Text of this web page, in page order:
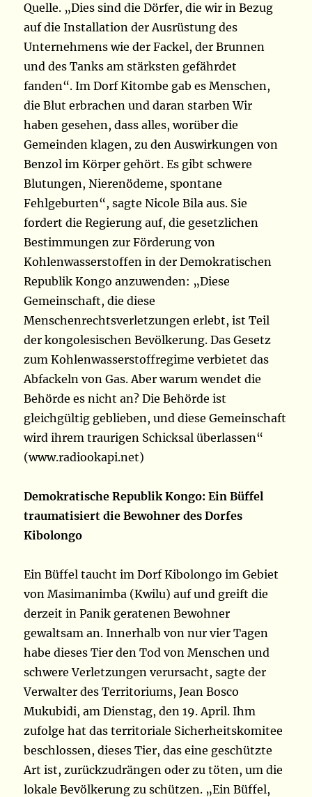
Quelle. „Dies sind die Dörfer, die wir in Bezug
auf die Installation der Ausrüstung des
Unternehmens wie der Fackel, der Brunnen
und des Tanks am stärksten gefährdet
fanden“. Im Dorf Kitombe gab es Menschen,
die Blut erbrachen und daran starben Wir
haben gesehen, dass alles, worüber die
Gemeinden klagen, zu den Auswirkungen von
Benzol im Körper gehört. Es gibt schwere
Blutungen, Nierenödeme, spontane
Fehlgeburten“, sagte Nicole Bila aus. Sie
fordert die Regierung auf, die gesetzlichen
Bestimmungen zur Förderung von
Kohlenwasserstoffen in der Demokratischen
Republik Kongo anzuwenden: „Diese
Gemeinschaft, die diese
Menschenrechtsverletzungen erlebt, ist Teil
der kongolesischen Bevölkerung. Das Gesetz
zum Kohlenwasserstoffregime verbietet das
Abfackeln von Gas. Aber warum wendet die
Behörde es nicht an? Die Behörde ist
gleichgültig geblieben, und diese Gemeinschaft
wird ihrem traurigen Schicksal überlassen“
(www.radiookapi.net)
Demokratische Republik Kongo: Ein Büffel
traumatisiert die Bewohner des Dorfes
Kibolongo
Ein Büffel taucht im Dorf Kibolongo im Gebiet
von Masimanimba (Kwilu) auf und greift die
derzeit in Panik geratenen Bewohner
gewaltsam an. Innerhalb von nur vier Tagen
habe dieses Tier den Tod von Menschen und
schwere Verletzungen verursacht, sagte der
Verwalter des Territoriums, Jean Bosco
Mukubidi, am Dienstag, den 19. April. Ihm
zufolge hat das territoriale Sicherheitskomitee
beschlossen, dieses Tier, das eine geschützte
Art ist, zurückzudrängen oder zu töten, um die
lokale Bevölkerung zu schützen. „Ein Büffel,